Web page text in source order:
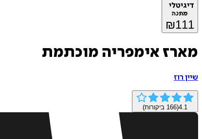
דיגיטלי
מתנה
₪111
מארז אימפריה מוכתמת
שיין רוז
4.1
(
166 ביקורות)